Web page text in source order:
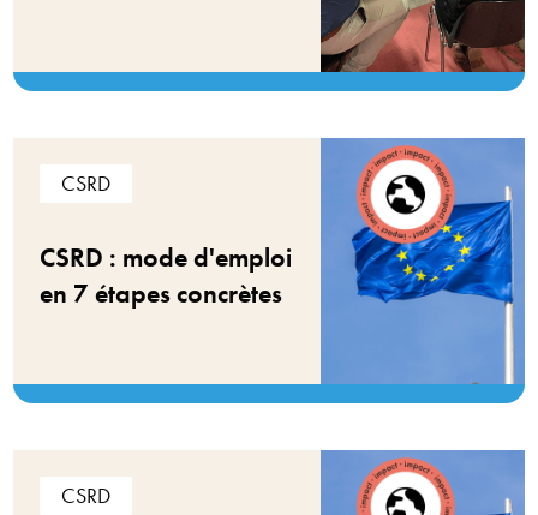
CSRD
CSRD : mode d'emploi
en 7 étapes concrètes
CSRD